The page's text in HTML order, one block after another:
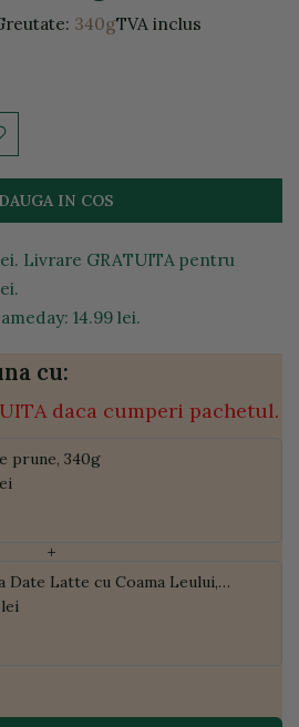
340gTVA inclus
IN COS
Livrare GRATUITA pentru
14.99 lei.
cu:
daca cumperi pachetul.
prune, 340g
+
Date Latte cu Coama Leului,
Curmale și Ghimbir, ECO, 300g
lei